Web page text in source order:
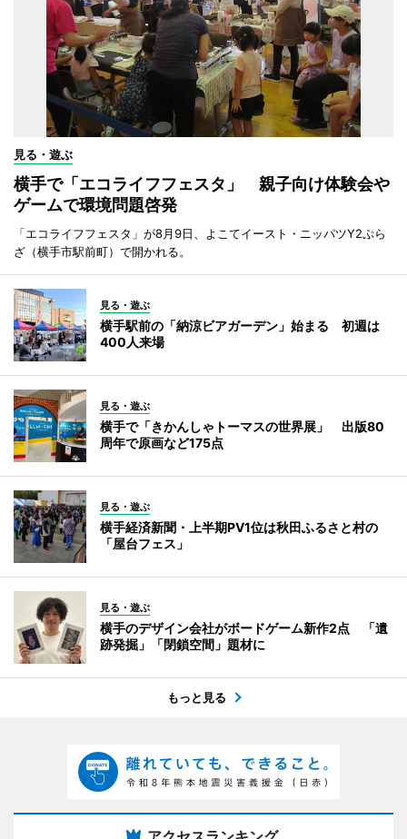
見る・遊ぶ
横手で「エコライフフェスタ」 親子向け体験会や
ゲームで環境問題啓発
「エコライフフェスタ」が8月9日、よこてイースト・ニッパツY2ぷら
ざ（横手市駅前町）で開かれる。
見る・遊ぶ
横手駅前の「納涼ビアガーデン」始まる 初週は
400人来場
見る・遊ぶ
横手で「きかんしゃトーマスの世界展」 出版80
周年で原画など175点
見る・遊ぶ
横手経済新聞・上半期PV1位は秋田ふるさと村の
「屋台フェス」
見る・遊ぶ
横手のデザイン会社がボードゲーム新作2点 「遺
跡発掘」「閉鎖空間」題材に
もっと見る